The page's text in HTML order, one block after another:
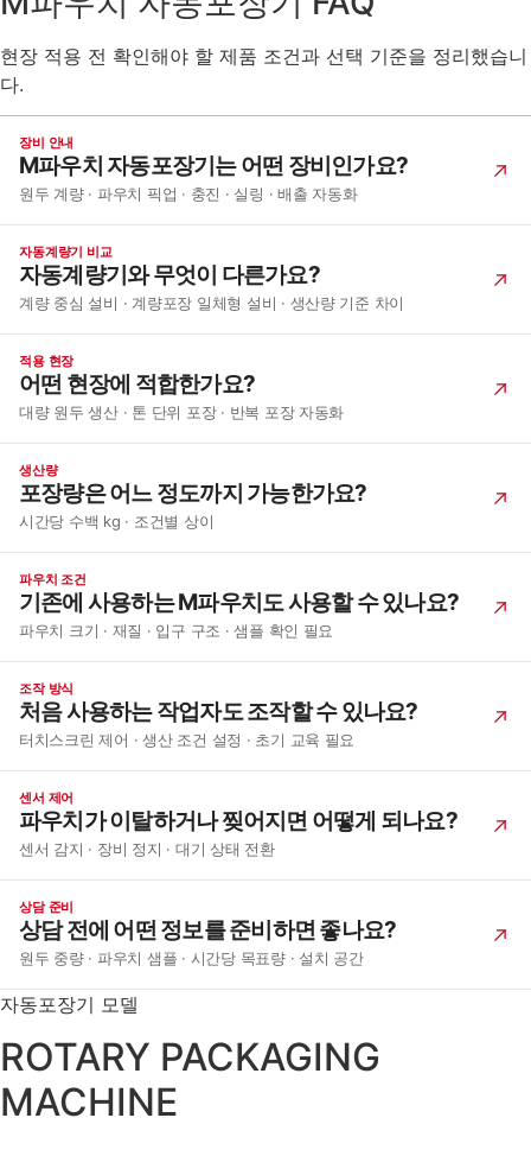
현장 적용 전 확인해야 할 제품 조건과 선택 기준을 정리했습니
다.
장비 안내
M파우치 자동포장기는 어떤 장비인가요?
원두 계량 · 파우치 픽업 · 충진 · 실링 · 배출 자동화
자동계량기 비교
자동계량기와 무엇이 다른가요?
계량 중심 설비 · 계량포장 일체형 설비 · 생산량 기준 차이
적용 현장
어떤 현장에 적합한가요?
대량 원두 생산 · 톤 단위 포장 · 반복 포장 자동화
생산량
포장량은 어느 정도까지 가능한가요?
시간당 수백 kg · 조건별 상이
파우치 조건
기존에 사용하는 M파우치도 사용할 수 있나요?
파우치 크기 · 재질 · 입구 구조 · 샘플 확인 필요
조작 방식
처음 사용하는 작업자도 조작할 수 있나요?
터치스크린 제어 · 생산 조건 설정 · 초기 교육 필요
센서 제어
파우치가 이탈하거나 찢어지면 어떻게 되나요?
센서 감지 · 장비 정지 · 대기 상태 전환
상담 준비
상담 전에 어떤 정보를 준비하면 좋나요?
원두 중량 · 파우치 샘플 · 시간당 목표량 · 설치 공간
자동포장기 모델
ROTARY PACKAGING
MACHINE